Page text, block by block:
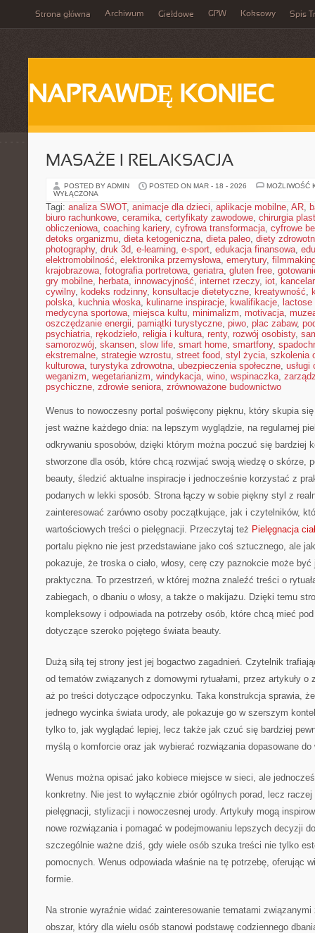
Strona główna Archiwum Giełdowe GPW Koksowy Spis
NAPRAWDĘ KONIEC
MASAŻE I RELAKSACJA
POSTED BY ADMIN POSTED ON MAR - 18 - 2026
MOŻLIWOŚĆ
WYŁĄCZONA
Tagi: analiza SWOT, animacje dla dzieci, aplikacje mobilne, AR,
biuro rachunkowe, ceramika, certyfikaty zawodowe, chirurgia
obliczeniowa, coaching kariery, cyfrowa transformacja, cyfrowe
detoks organizmu, dieta ketogeniczna, dieta paleo, diety
photography, druk 3d, e-learning, e-sport, edukacja finansowa,
elektromobilność, elektronika przemysłowa, emerytury,
krajobrazowa, fotografia portretowa, geriatra, gluten free,
gry mobilne, herbata, innowacyjność, internet rzeczy, iot,
cywilny, kodeks rodzinny, konsultacje dietetyczne, kreatywność,
polska, kuchnia włoska, kulinarne inspiracje, kwalifikacje, lactose
medycyna sportowa, miejsca kultu, minimalizm, motivacja,
oszczędzanie energii, pamiątki turystyczne, piwo, plac zabaw,
psychiatria, rękodzieło, religia i kultura, renty, rozwój osobisty,
samorozwój, skansen, slow life, smart home, smartfony,
ekstremalne, strategie wzrostu, street food, styl życia, szkolenia
kulturowa, turystyka zdrowotna, ubezpieczenia społeczne, usługi
weganizm, wegetarianizm, windykacja, wino, wspinaczka,
psychiczne, zdrowie seniora, zrównoważone budownictwo
Wenus to nowoczesny portal poświęcony pięknu, który skupia
jest ważne każdego dnia: na lepszym wyglądzie, na regularnej
odkrywaniu sposobów, dzięki którym można poczuć się bardziej
stworzone dla osób, które chcą rozwijać swoją wiedzę o skórze,
beauty, śledzić aktualne inspiracje i jednocześnie korzystać z
podanych w lekki sposób. Strona łączy w sobie piękny styl z
zainteresować zarówno osoby początkujące, jak i czytelników,
wartościowych treści o pielęgnacji. Przeczytaj też Pielęgnacja
portalu piękno nie jest przedstawiane jako coś sztucznego, ale
pokazuje, że troska o ciało, włosy, cerę czy paznokcie może
praktyczna. To przestrzeń, w której można znaleźć treści o
zabiegach, o dbaniu o włosy, a także o makijażu. Dzięki temu
kompleksowy i odpowiada na potrzeby osób, które chcą mieć
dotyczące szeroko pojętego świata beauty.
Dużą siłą tej strony jest jej bogactwo zagadnień. Czytelnik
od tematów związanych z domowymi rytuałami, przez artykuły o
aż po treści dotyczące odpoczynku. Taka konstrukcja sprawia,
jednego wycinka świata urody, ale pokazuje go w szerszym
tylko to, jak wyglądać lepiej, lecz także jak czuć się bardziej
myślą o komforcie oraz jak wybierać rozwiązania dopasowane do
Wenus można opisać jako kobiece miejsce w sieci, ale
konkretny. Nie jest to wyłącznie zbiór ogólnych porad, lecz
pielęgnacji, stylizacji i nowoczesnej urody. Artykuły mogą
nowe rozwiązania i pomagać w podejmowaniu lepszych decyzji
szczególnie ważne dziś, gdy wiele osób szuka treści nie tylko
pomocnych. Wenus odpowiada właśnie na tę potrzebę, oferując
formie.
Na stronie wyraźnie widać zainteresowanie tematami
obszar, który dla wielu osób stanowi podstawę codziennego